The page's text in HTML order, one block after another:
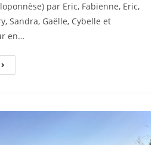
par Eric, Fabienne, Eric,
Sandra, Gaëlle, Cybelle et
en…